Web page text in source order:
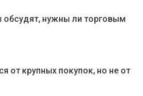
обсудят, нужны ли торговым
от крупных покупок, но не от